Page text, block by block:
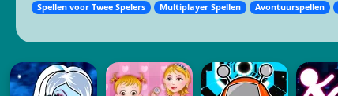
Spellen voor Twee Spelers Multiplayer Spellen Avontuurspellen